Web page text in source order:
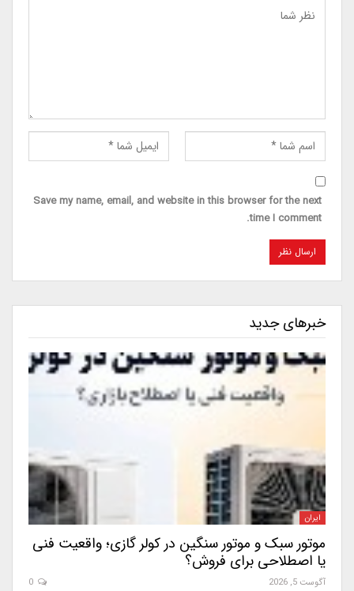
Save my name, email, and website in this browser for the next
time I comment.
خبرهای جدید
ایران
موتور سبک و موتور سنگین در کولر گازی؛ واقعیت فنی
یا اصطلاحی برای فروش؟
آگوست 5, 2026